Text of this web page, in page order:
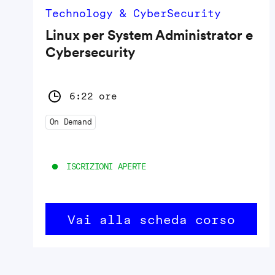
Technology & CyberSecurity
Linux per System Administrator e
Cybersecurity
6:22 ore
On Demand
ISCRIZIONI APERTE
Vai alla scheda corso